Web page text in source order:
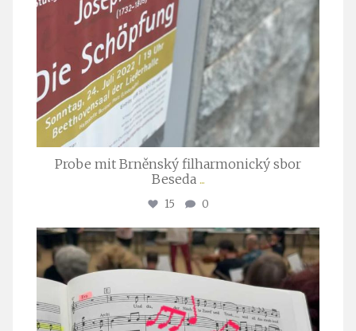
Probe mit Brněnský filharmonický sbor
Beseda ...
15 0
stuttgarter_oratorienchor
Juli 23